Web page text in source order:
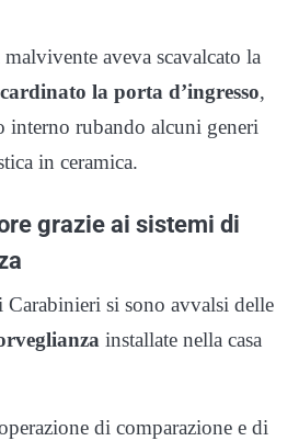
aveva scavalcato la
la porta d’ingresso,
interno rubando alcuni generi
in ceramica.
grazie ai sistemi di
si sono avvalsi delle
installate nella casa
di comparazione e di